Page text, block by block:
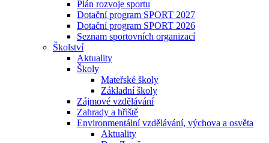
Plán rozvoje sportu
Dotační program SPORT 2027
Dotační program SPORT 2026
Seznam sportovních organizací
Školství
Aktuality
Školy
Mateřské školy
Základní školy
Zájmové vzdělávání
Zahrady a hřiště
Environmentální vzdělávání, výchova a osvěta
Aktuality